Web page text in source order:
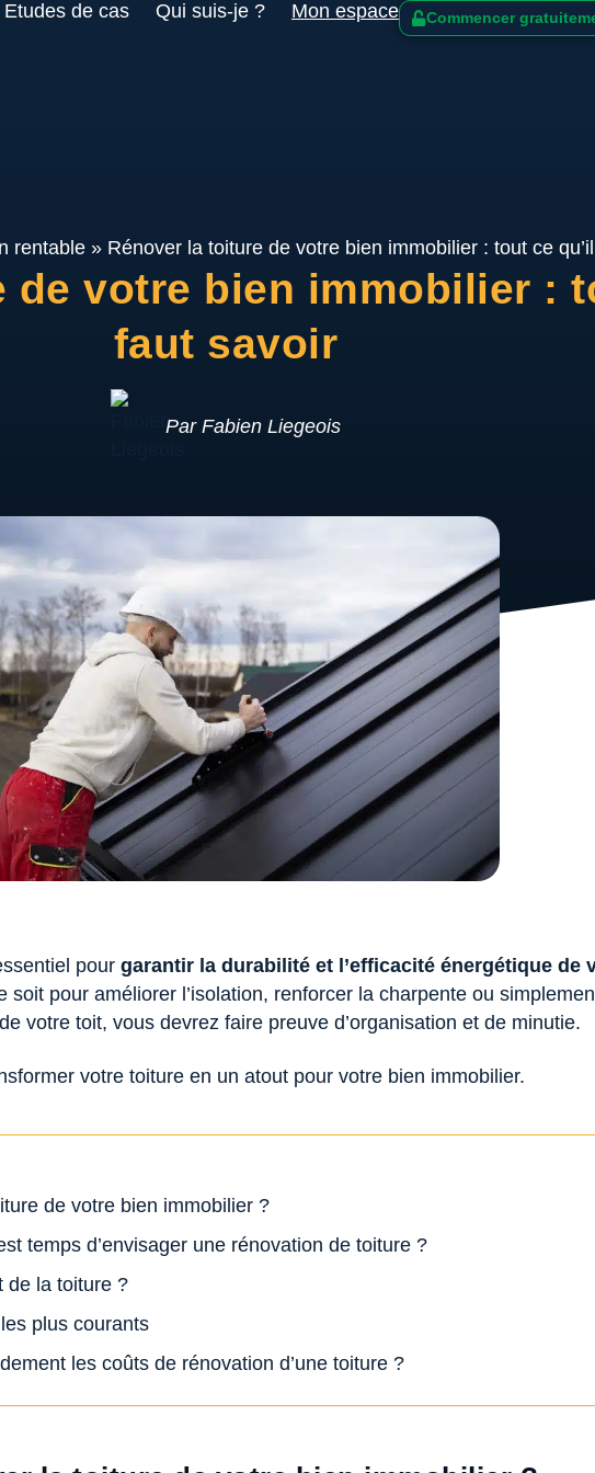
Etudes de cas Qui suis-je ? Mon espace Commencer
rentable» Rénover la toiture de votre bien immobilier : tout ce
de votre bien immobilier :
faut savoir
Par Fabien Liegeois
pour garantir la durabilité et l’efficacité énergétique de
soit pour améliorer l’isolation, renforcer la charpente ou
votre toit, vous devrez faire preuve d’organisation et de minutie.
votre toiture en un atout pour votre bien immobilier.
de votre bien immobilier ?
temps d’envisager une rénovation de toiture ?
de la toiture ?
plus courants
les coûts de rénovation d’une toiture ?